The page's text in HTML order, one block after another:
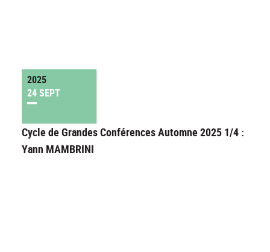
2025
24 SEPT
Cycle de Grandes Conférences Automne 2025 1/4 :
Yann MAMBRINI